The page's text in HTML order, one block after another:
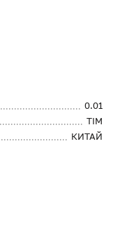
0.01
TIM
КИТАЙ